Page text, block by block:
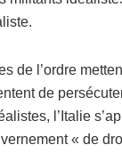
de l’ordre
de
l’Italie
« de